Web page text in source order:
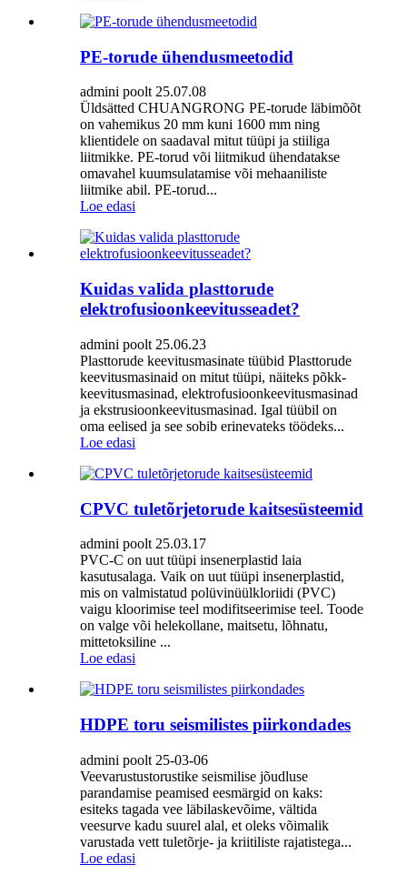
PE-torude ühendusmeetodid
admini poolt 25.07.08
Üldsätted CHUANGRONG PE-torude läbimõõt
on vahemikus 20 mm kuni 1600 mm ning
klientidele on saadaval mitut tüüpi ja stiiliga
liitmikke. PE-torud või liitmikud ühendatakse
omavahel kuumsulatamise või mehaaniliste
liitmike abil. PE-torud...
Loe edasi
Kuidas valida plasttorude
elektrofusioonkeevitusseadet?
admini poolt 25.06.23
Plasttorude keevitusmasinate tüübid Plasttorude
keevitusmasinaid on mitut tüüpi, näiteks põkk-
keevitusmasinad, elektrofusioonkeevitusmasinad
ja ekstrusioonkeevitusmasinad. Igal tüübil on
oma eelised ja see sobib erinevateks töödeks...
Loe edasi
CPVC tuletõrjetorude kaitsesüsteemid
admini poolt 25.03.17
PVC-C on uut tüüpi insenerplastid laia
kasutusalaga. Vaik on uut tüüpi insenerplastid,
mis on valmistatud polüvinüülkloriidi (PVC)
vaigu kloorimise teel modifitseerimise teel. Toode
on valge või helekollane, maitsetu, lõhnatu,
mittetoksiline ...
Loe edasi
HDPE toru seismilistes piirkondades
admini poolt 25-03-06
Veevarustustorustike seismilise jõudluse
parandamise peamised eesmärgid on kaks:
esiteks tagada vee läbilaskevõime, vältida
veesurve kadu suurel alal, et oleks võimalik
varustada vett tuletõrje- ja kriitiliste rajatistega...
Loe edasi